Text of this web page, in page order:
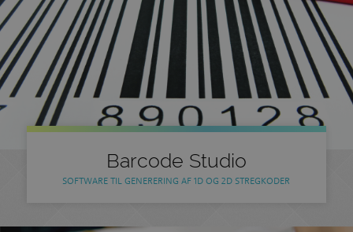
Barcode Studio
SOFTWARE TIL GENERERING AF 1D OG 2D STREGKODER